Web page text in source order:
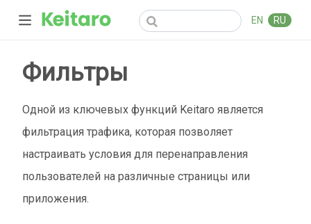
EN RU
Фильтры
Одной из ключевых функций Keitaro является
фильтрация трафика, которая позволяет
настраивать условия для перенаправления
пользователей на различные страницы или
приложения.